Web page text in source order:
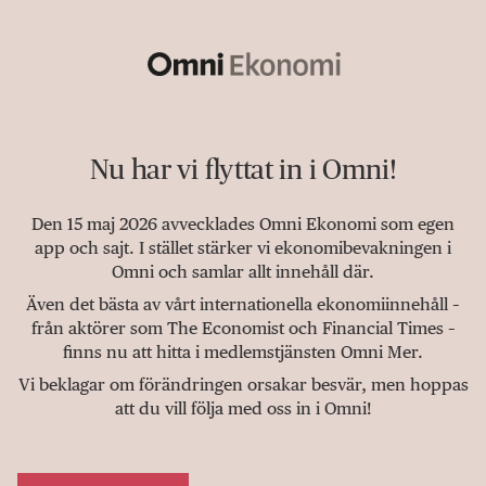
Nu har vi flyttat in i Omni!
Den 15 maj 2026 avvecklades Omni Ekonomi som egen
app och sajt. I stället stärker vi ekonomibevakningen i
Omni och samlar allt innehåll där.
Även det bästa av vårt internationella ekonomiinnehåll –
från aktörer som The Economist och Financial Times –
finns nu att hitta i medlemstjänsten Omni Mer.
Vi beklagar om förändringen orsakar besvär, men hoppas
att du vill följa med oss in i Omni!